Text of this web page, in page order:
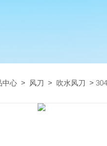
中心 > 风刀 > 吹水风刀 >